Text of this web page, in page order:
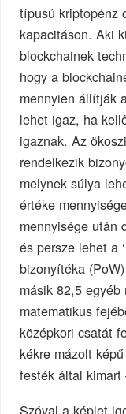
típusú kriptopénz
kapacitáson. Aki
blockchainek
hogy a
mennyien állítják
lehet igaz, ha
igaznak. Az
rendelkezik
melynek súlya
értéke
mennyisége után
és persze lehet a
bizonyítéka
másik 82,5
matematikus
középkori csatát
kékre mázolt
festék által
Szóval a képlet